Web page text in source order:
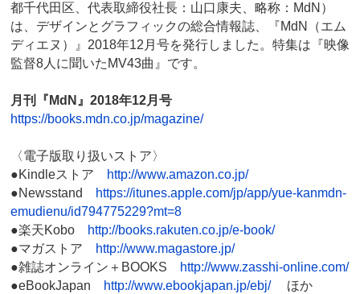
都千代田区、代表取締役社長：山口康夫、略称：MdN）
は、デザインとグラフィックの総合情報誌、『MdN（エム
ディエヌ）』2018年12月号を発行しました。特集は『映像
監督8人に聞いたMV43曲』です。
月刊『MdN』2018年12月号
https://books.mdn.co.jp/magazine/
〈電子版取り扱いストア〉
●Kindleストア
http://www.amazon.co.jp/
●Newsstand
https://itunes.apple.com/jp/app/yue-kanmdn-
emudienu/id794775229?mt=8
●楽天Kobo
http://books.rakuten.co.jp/e-book/
●マガストア
http://www.magastore.jp/
●雑誌オンライン＋BOOKS
http://www.zasshi-online.com/
●eBookJapan
http://www.ebookjapan.jp/ebj/ほか